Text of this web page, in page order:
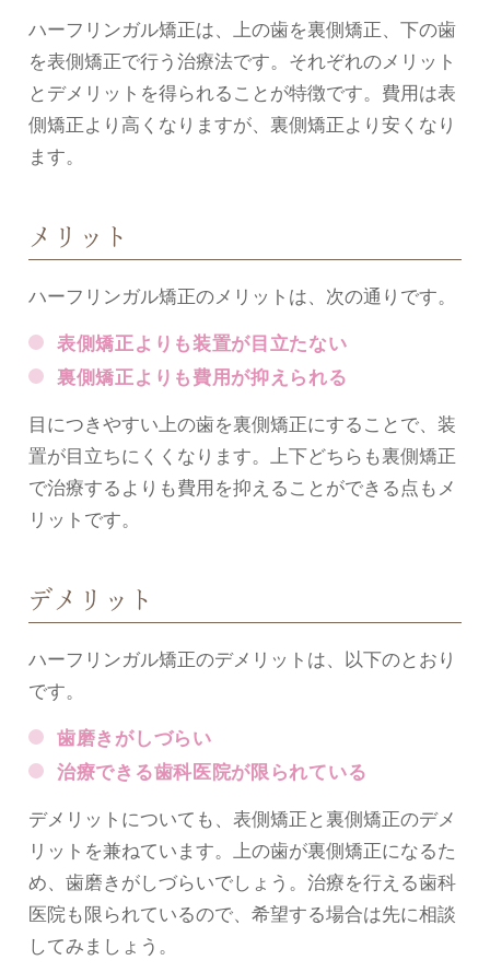
ハーフリンガル矯正は、上の歯を裏側矯正、下の歯
を表側矯正で行う治療法です。それぞれのメリット
とデメリットを得られることが特徴です。費用は表
側矯正より高くなりますが、裏側矯正より安くなり
ます。
メリット
ハーフリンガル矯正のメリットは、次の通りです。
表側矯正よりも装置が目立たない
裏側矯正よりも費用が抑えられる
目につきやすい上の歯を裏側矯正にすることで、装
置が目立ちにくくなります。上下どちらも裏側矯正
で治療するよりも費用を抑えることができる点もメ
リットです。
デメリット
ハーフリンガル矯正のデメリットは、以下のとおり
です。
歯磨きがしづらい
治療できる歯科医院が限られている
デメリットについても、表側矯正と裏側矯正のデメ
リットを兼ねています。上の歯が裏側矯正になるた
め、歯磨きがしづらいでしょう。治療を行える歯科
医院も限られているので、希望する場合は先に相談
してみましょう。